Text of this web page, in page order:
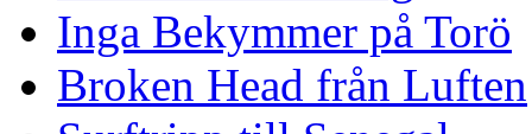
Inga Bekymmer på Torö
Broken Head från Luften